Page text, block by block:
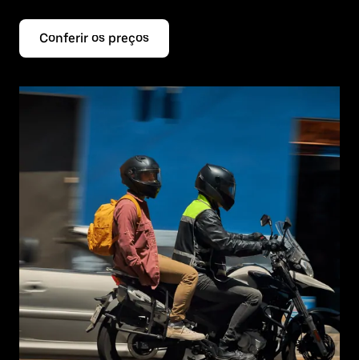
Conferir os preços